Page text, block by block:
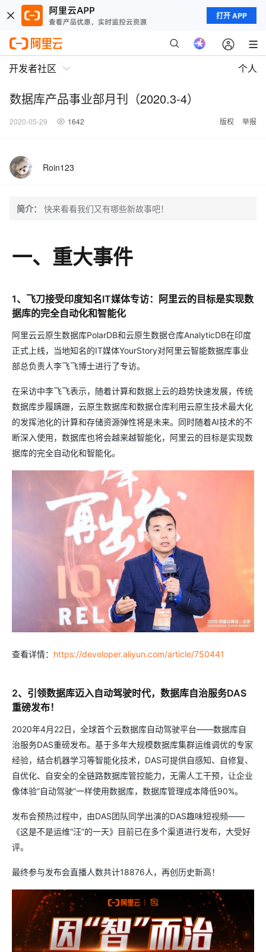
打开 APP
开发者社区 个人
数据库产品事业部月刊（2020.3-4）
2020-05-29 1642 版权 举报
Roin123
简介： 快来看看我们又有哪些新故事吧！
一、重大事件
1、飞刀接受印度知名IT媒体专访：阿里云的目标是实现数
据库的完全自动化和智能化
阿里云云原生数据库PolarDB和云原生数据仓库AnalyticDB在印度
正式上线，当地知名的IT媒体YourStory对阿里云智能数据库事业
部总负责人李飞飞博士进行了专访。
在采访中李飞飞表示，随着计算和数据上云的趋势快速发展，传统
数据库步履蹒跚，云原生数据库和数据仓库利用云原生技术最大化
的发挥池化的计算和存储资源弹性将是未来。同时随着AI技术的不
断深入使用，数据库也将会越来越智能化，阿里云的目标是实现数
据库的完全自动化和智能化。
查看详情： https://developer.aliyun.com/article/750441
2、引领数据库迈入自动驾驶时代，数据库自治服务DAS
重磅发布！
2020年4月22日，全球首个云数据库自动驾驶平台——数据库自
治服务DAS重磅发布。基于多年大规模数据库集群运维调优的专家
经验，结合机器学习等智能化技术，DAS可提供自感知、自修复、
自优化、自安全的全链路数据库管控能力，无需人工干预，让企业
像体验“自动驾驶”一样使用数据库，数据库管理成本降低90%。
发布会预热过程中，由DAS团队同学出演的DAS趣味短视频——
《这是不是运维“汪”的一天》目前已在多个渠道进行发布，大受好
评。
最终参与发布会直播人数共计18876人，再创历史新高！